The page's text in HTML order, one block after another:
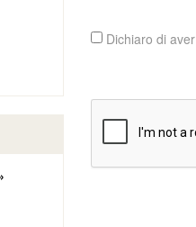
Dichiaro di